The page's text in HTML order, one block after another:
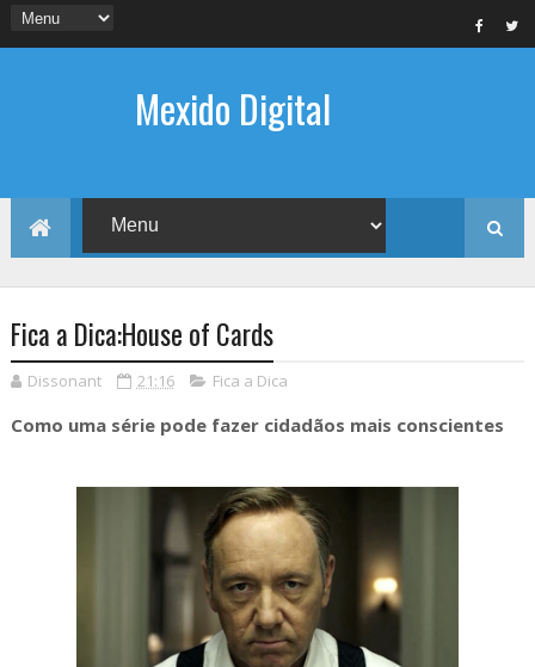
Mexido Digital
Fica a Dica:House of Cards
Dissonant 21:16 Fica a Dica
Como uma série pode fazer cidadãos mais conscientes